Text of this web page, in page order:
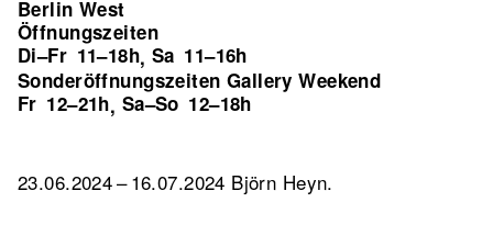
Berlin West
Öffnungszeiten
Di–Fr 11–18h, Sa 11–16h
Sonderöffnungszeiten Gallery Weekend
Fr 12–21h, Sa–So 12–18h
23.06.2024 – 16.07.2024 Björn Heyn.